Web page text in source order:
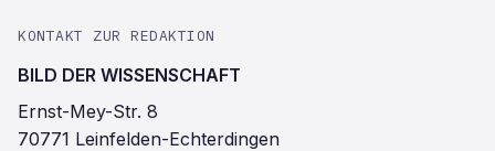
KONTAKT ZUR REDAKTION
BILD DER WISSENSCHAFT
Ernst-Mey-Str. 8
70771 Leinfelden-Echterdingen